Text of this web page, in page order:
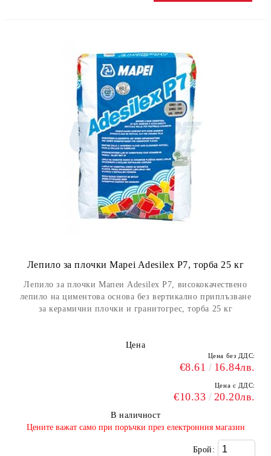
Лепило за плочки Mapei Adesilex P7, торба 25 кг
Лепило за плочки Мапеи Adesilex P7, висококачествено
лепило на циментова основа без вертикално приплъзване
за керамични плочки и гранитогрес, торба 25 кг
Цена
Цена без ДДС:
€8.61 16.84лв.
Цена с ДДС:
€10.33 20.20лв.
В наличност
​Цените важат само при поръчки през електронния магазин
Брой: